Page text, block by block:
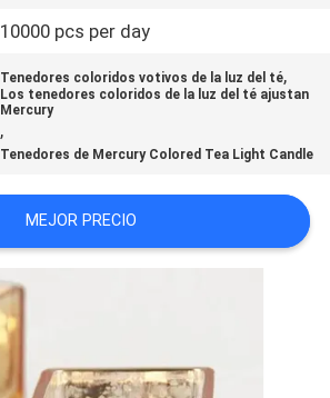
10000 pcs per day
Tenedores coloridos votivos de la luz del té,
Los tenedores coloridos de la luz del té ajustan
Mercury
,
Tenedores de Mercury Colored Tea Light Candle
MEJOR PRECIO